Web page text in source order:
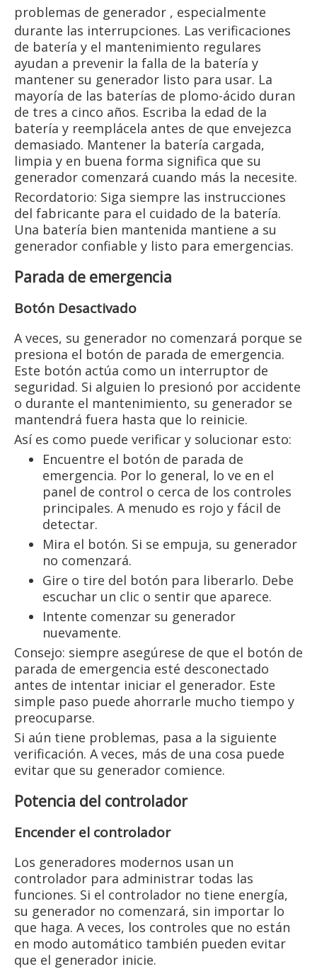
problemas de generador , especialmente
durante las interrupciones. Las verificaciones
de batería y el mantenimiento regulares
ayudan a prevenir la falla de la batería y
mantener su generador listo para usar. La
mayoría de las baterías de plomo-ácido duran
de tres a cinco años. Escriba la edad de la
batería y reemplácela antes de que envejezca
demasiado. Mantener la batería cargada,
limpia y en buena forma significa que su
generador comenzará cuando más la necesite.
Recordatorio: Siga siempre las instrucciones
del fabricante para el cuidado de la batería.
Una batería bien mantenida mantiene a su
generador confiable y listo para emergencias.
Parada de emergencia
Botón Desactivado
A veces, su generador no comenzará porque se
presiona el botón de parada de emergencia.
Este botón actúa como un interruptor de
seguridad. Si alguien lo presionó por accidente
o durante el mantenimiento, su generador se
mantendrá fuera hasta que lo reinicie.
Así es como puede verificar y solucionar esto:
Encuentre el botón de parada de
emergencia. Por lo general, lo ve en el
panel de control o cerca de los controles
principales. A menudo es rojo y fácil de
detectar.
Mira el botón. Si se empuja, su generador
no comenzará.
Gire o tire del botón para liberarlo. Debe
escuchar un clic o sentir que aparece.
Intente comenzar su generador
nuevamente.
Consejo: siempre asegúrese de que el botón de
parada de emergencia esté desconectado
antes de intentar iniciar el generador. Este
simple paso puede ahorrarle mucho tiempo y
preocuparse.
Si aún tiene problemas, pasa a la siguiente
verificación. A veces, más de una cosa puede
evitar que su generador comience.
Potencia del controlador
Encender el controlador
Los generadores modernos usan un
controlador para administrar todas las
funciones. Si el controlador no tiene energía,
su generador no comenzará, sin importar lo
que haga. A veces, los controles que no están
en modo automático también pueden evitar
que el generador inicie.